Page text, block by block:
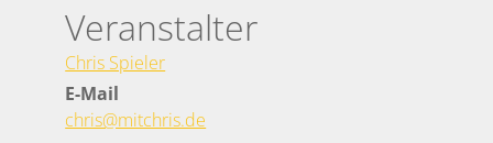
Veranstalter
Chris Spieler
E-Mail
chris@mitchris.de